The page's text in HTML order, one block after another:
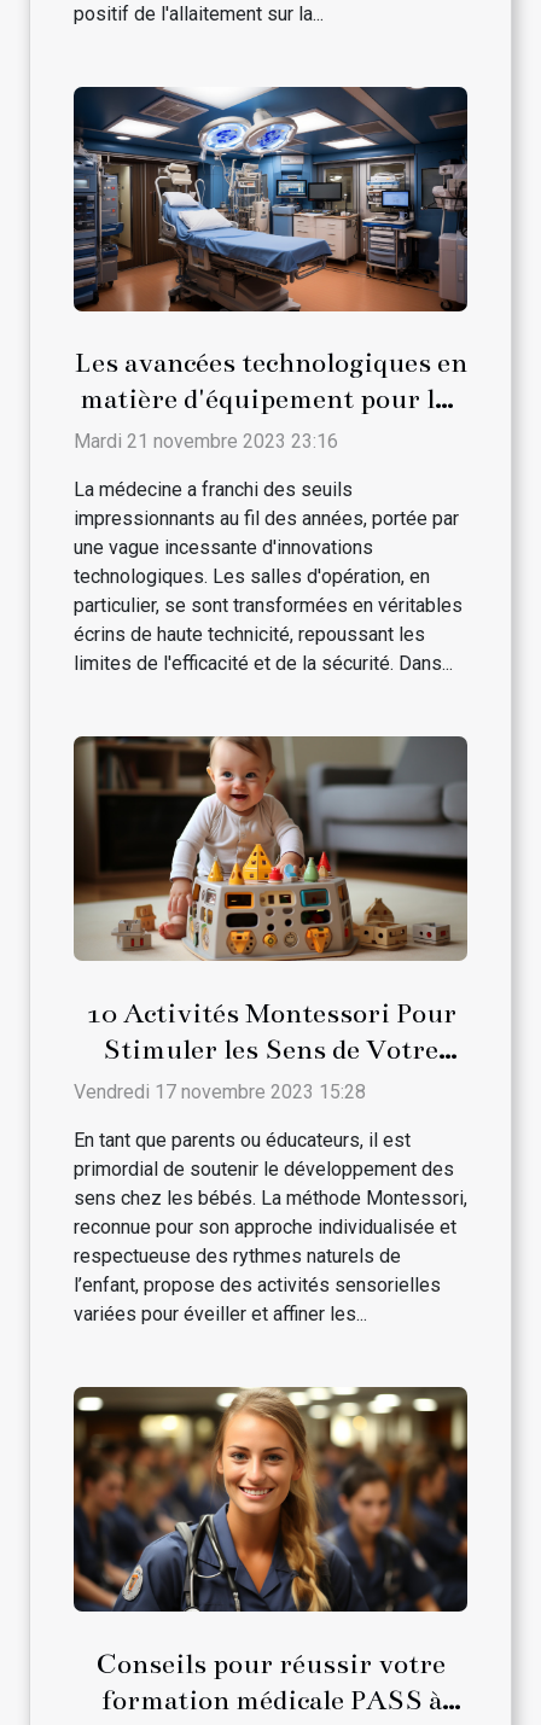
positif de l'allaitement sur la...
Les avancées technologiques en
matière d'équipement pour les
salles d'opération
Mardi 21 novembre 2023 23:16
La médecine a franchi des seuils
impressionnants au fil des années, portée par
une vague incessante d'innovations
technologiques. Les salles d'opération, en
particulier, se sont transformées en véritables
écrins de haute technicité, repoussant les
limites de l'efficacité et de la sécurité. Dans...
10 Activités Montessori Pour
Stimuler les Sens de Votre
Bébé
Vendredi 17 novembre 2023 15:28
En tant que parents ou éducateurs, il est
primordial de soutenir le développement des
sens chez les bébés. La méthode Montessori,
reconnue pour son approche individualisée et
respectueuse des rythmes naturels de
l’enfant, propose des activités sensorielles
variées pour éveiller et affiner les...
Conseils pour réussir votre
formation médicale PASS à